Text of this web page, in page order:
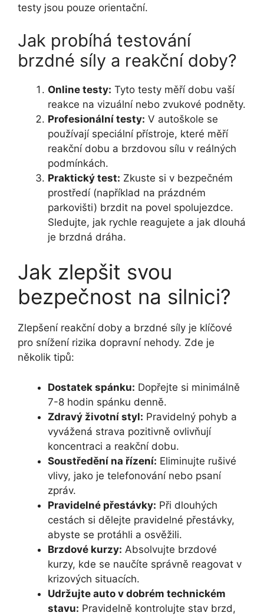
testy jsou pouze orientační.
Jak probíhá testování
brzdné síly a reakční doby?
Online testy: Tyto testy měří dobu vaší
reakce na vizuální nebo zvukové podněty.
Profesionální testy: V autoškole se
používají speciální přístroje, které měří
reakční dobu a brzdovou sílu v reálných
podmínkách.
Praktický test: Zkuste si v bezpečném
prostředí (například na prázdném
parkovišti) brzdit na povel spolujezdce.
Sledujte, jak rychle reagujete a jak dlouhá
je brzdná dráha.
Jak zlepšit svou
bezpečnost na silnici?
Zlepšení reakční doby a brzdné síly je klíčové
pro snížení rizika dopravní nehody. Zde je
několik tipů:
Dostatek spánku: Dopřejte si minimálně
7-8 hodin spánku denně.
Zdravý životní styl: Pravidelný pohyb a
vyvážená strava pozitivně ovlivňují
koncentraci a reakční dobu.
Soustředění na řízení: Eliminujte rušivé
vlivy, jako je telefonování nebo psaní
zpráv.
Pravidelné přestávky: Při dlouhých
cestách si dělejte pravidelné přestávky,
abyste se protáhli a osvěžili.
Brzdové kurzy: Absolvujte brzdové
kurzy, kde se naučíte správně reagovat v
krizových situacích.
Udržujte auto v dobrém technickém
stavu: Pravidelně kontrolujte stav brzd,